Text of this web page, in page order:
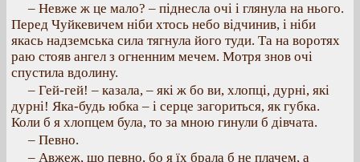
– Невже ж це мало? – піднесла очі і глянула на нього.
Перед Чуйкевичем ніби хтось небо відчинив, і ніби
якась надземська сила тягнула його туди. Та на воротях
раю стояв ангел з огненним мечем. Мотря знов очі
спустила вдолину.
– Гей-гей! – казала, – які ж бо ви, хлопці, дурні, які
дурні! Яка-будь юбка – і серце загориться, як губка.
Коли б я хлопцем була, то за мною гинули б дівчата.
– Певно.
– Авжеж, що певно, бо я їх брала б не плачем, а